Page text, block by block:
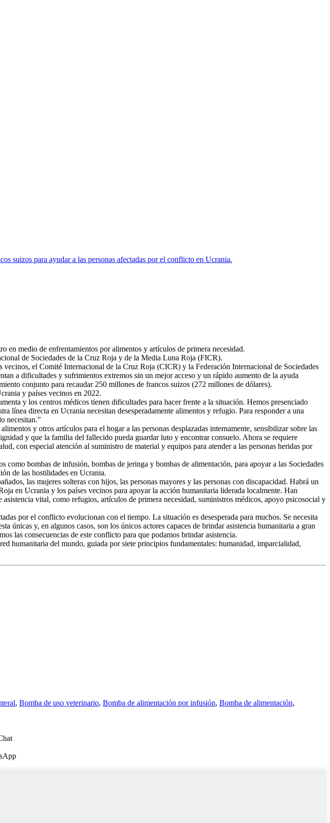
suizos para ayudar a las personas afectadas por el conflicto en Ucrania.
en medio de enfrentamientos por alimentos y artículos de primera necesidad.
de Sociedades de la Cruz Roja y de la Media Luna Roja (FICR).
el Comité Internacional de la Cruz Roja (CICR) y la Federación Internacional de Sociedades
a dificultades y sufrimientos extremos sin un mejor acceso y un rápido aumento de la ayuda
conjunto para recaudar 250 millones de francos suizos (272 millones de dólares).
y países vecinos en 2022.
y los centros médicos tienen dificultades para hacer frente a la situación. Hemos presenciado
línea directa en Ucrania necesitan desesperadamente alimentos y refugio. Para responder a una
necesitan.”
y otros artículos para el hogar a las personas desplazadas internamente, sensibilizar sobre las
y que la familia del fallecido pueda guardar luto y encontrar consuelo. Ahora se requiere
con especial atención al suministro de material y equipos para atender a las personas heridas por
bombas de infusión, bombas de jeringa y bombas de alimentación, para apoyar a las Sociedades
de las hostilidades en Ucrania.
las mujeres solteras con hijos, las personas mayores y las personas con discapacidad. Habrá un
en Ucrania y los países vecinos para apoyar la acción humanitaria liderada localmente. Han
vital, como refugios, artículos de primera necesidad, suministros médicos, apoyo psicosocial y
por el conflicto evolucionan con el tiempo. La situación es desesperada para muchos. Se necesita
únicas y, en algunos casos, son los únicos actores capaces de brindar asistencia humanitaria a gran
las consecuencias de este conflicto para que podamos brindar asistencia.
humanitaria del mundo, guiada por siete principios fundamentales: humanidad, imparcialidad,
, Bomba de uso veterinario, Bomba de alimentación por infusión, Bomba de alimentación,